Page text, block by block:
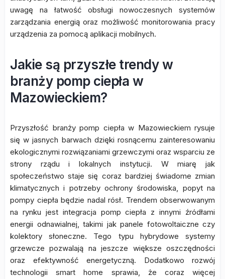
uwagę na łatwość obsługi nowoczesnych systemów
zarządzania energią oraz możliwość monitorowania pracy
urządzenia za pomocą aplikacji mobilnych.
Jakie są przyszłe trendy w
branży pomp ciepła w
Mazowieckiem?
Przyszłość branży pomp ciepła w Mazowieckiem rysuje
się w jasnych barwach dzięki rosnącemu zainteresowaniu
ekologicznymi rozwiązaniami grzewczymi oraz wsparciu ze
strony rządu i lokalnych instytucji. W miarę jak
społeczeństwo staje się coraz bardziej świadome zmian
klimatycznych i potrzeby ochrony środowiska, popyt na
pompy ciepła będzie nadal rósł. Trendem obserwowanym
na rynku jest integracja pomp ciepła z innymi źródłami
energii odnawialnej, takimi jak panele fotowoltaiczne czy
kolektory słoneczne. Tego typu hybrydowe systemy
grzewcze pozwalają na jeszcze większe oszczędności
oraz efektywność energetyczną. Dodatkowo rozwój
technologii smart home sprawia, że coraz więcej